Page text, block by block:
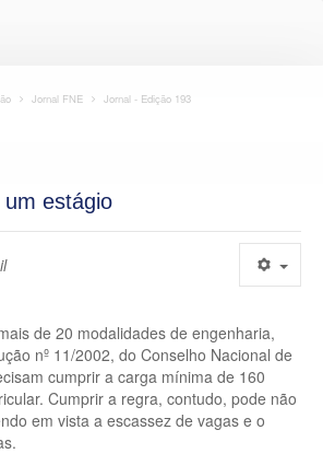
Jornal FNE
Jornal - Edição 193
estágio
de 20 modalidades de engenharia,
nº 11/2002, do Conselho Nacional de
cumprir a carga mínima de 160
Cumprir a regra, contudo, pode não
em vista a escassez de vagas e o